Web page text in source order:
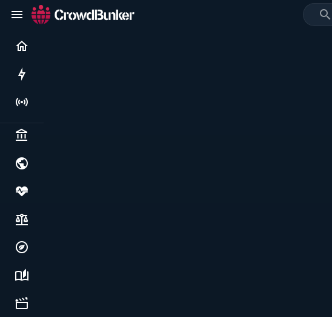
Politics & institutions
Society, justice & freedoms
Economy, environment & technology
Science, history & spirituality
Culture, media & entertainment